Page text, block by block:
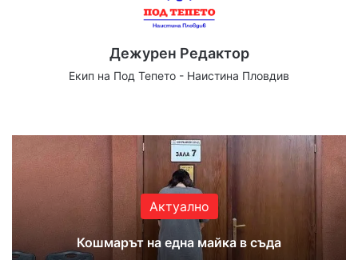
Дежурен Редактор
Екип на Под Тепето - Наистина Пловдив
Актуално
Кошмарът на една майка в съда